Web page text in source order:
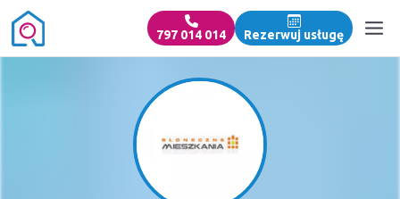
797 014 014 Rezerwuj usługę